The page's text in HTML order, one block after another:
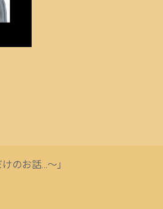
のお話…〜」